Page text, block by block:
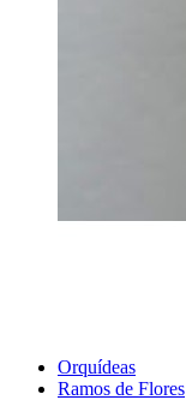
Orquídeas
Ramos de Flores